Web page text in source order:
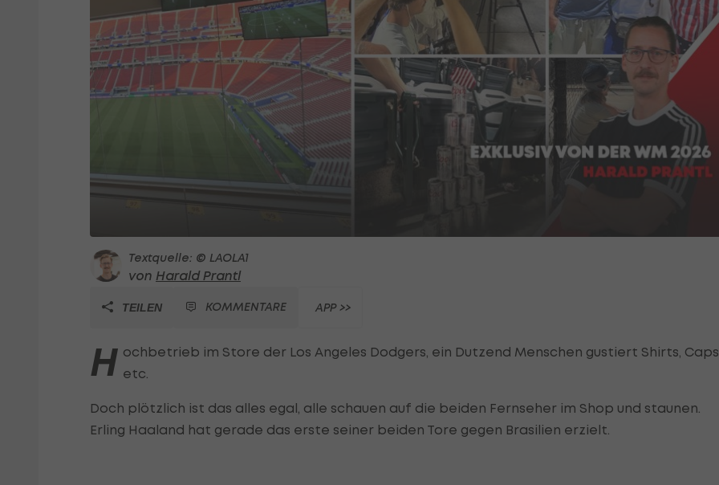
Textquelle: © LAOLA1
von Harald Prantl
TEILEN KOMMENTARE APP >>
H ochbetrieb im Store der Los Angeles Dodgers, ein Dutzend Menschen gustiert Shirts,
etc.
Doch plötzlich ist das alles egal, alle schauen auf die beiden Fernseher im Shop und staunen.
Erling Haaland hat gerade das erste seiner beiden Tore gegen Brasilien erzielt.